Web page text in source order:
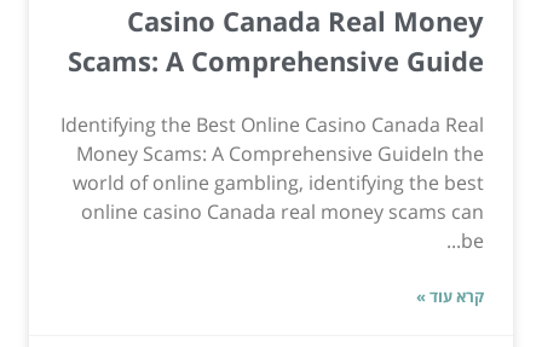
Casino Canada Real Money
Scams: A Comprehensive Guide
Identifying the Best Online Casino Canada Real
Money Scams: A Comprehensive GuideIn the
world of online gambling, identifying the best
online casino Canada real money scams can
be...
קרא עוד »